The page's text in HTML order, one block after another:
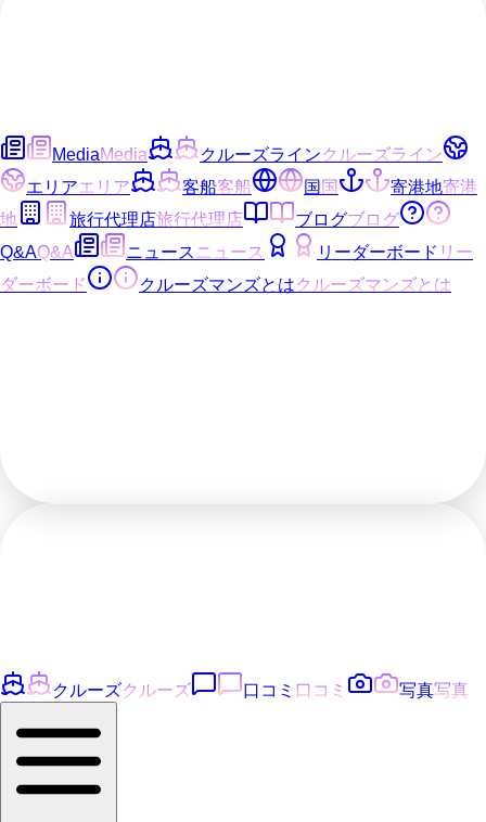
MediaMedia クルーズラインクルーズライン
エリアエリア 客船客船 国 国 寄港地寄港
地
旅行代理店旅行代理店 ブログブログ
Q&AQ&A ニュースニュース リーダーボード リー
ダーボード
クルーズマンズとはクルーズマンズとは
クルーズクルーズ 口コミ 口コミ 写真写真